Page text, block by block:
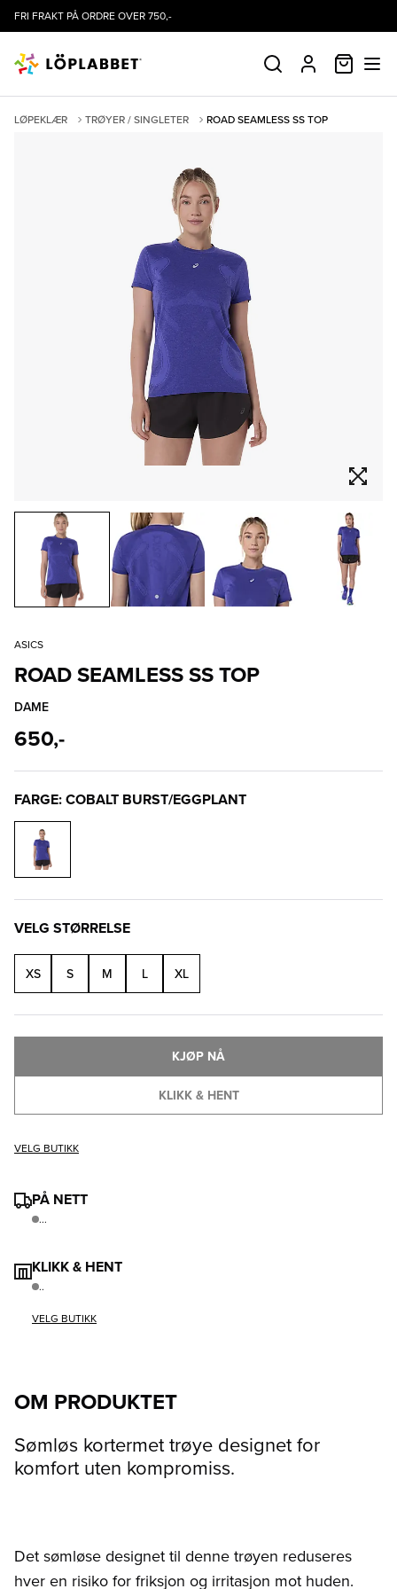
FRI FRAKT PÅ ORDRE OVER 750,-
SØK PROFIL
LØPEKLÆR TRØYER / SINGLETER ROAD SEAMLESS SS TOP
ASICS
ROAD SEAMLESS SS TOP
DAME
650,-
FARGE: COBALT BURST/EGGPLANT
VELG STØRRELSE
XS S M L XL
KLIKK & HENT
KJØP NÅ
VELG BUTIKK
PÅ NETT
...
KLIKK & HENT
..
VELG BUTIKK
OM PRODUKTET
Sømløs kortermet trøye designet for
komfort uten kompromiss.
Det sømløse designet til denne trøyen reduseres
hver en risiko for friksjon og irritasjon mot huden.